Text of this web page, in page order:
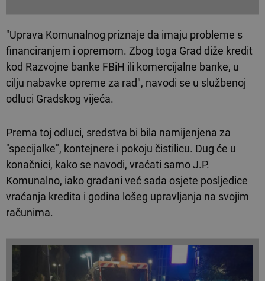
"Uprava Komunalnog priznaje da imaju probleme s
financiranjem i opremom. Zbog toga Grad diže kredit
kod Razvojne banke FBiH ili komercijalne banke, u
cilju nabavke opreme za rad", navodi se u službenoj
odluci Gradskog vijeća.
Prema toj odluci, sredstva bi bila namijenjena za
"specijalke", kontejnere i pokoju čistilicu. Dug će u
konačnici, kako se navodi, vraćati samo J.P.
Komunalno, iako građani već sada osjete posljedice
vraćanja kredita i godina lošeg upravljanja na svojim
računima.